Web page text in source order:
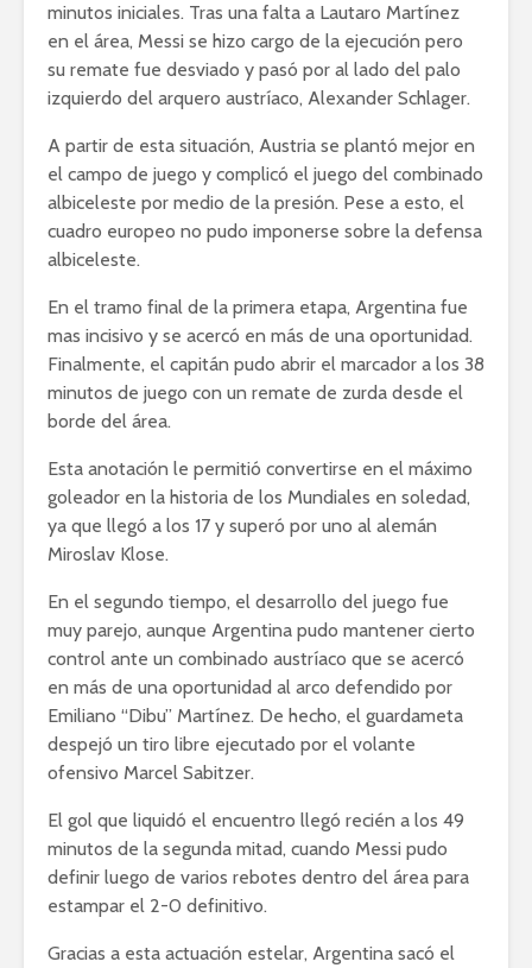
minutos iniciales. Tras una falta a Lautaro Martínez
en el área, Messi se hizo cargo de la ejecución pero
su remate fue desviado y pasó por al lado del palo
izquierdo del arquero austríaco, Alexander Schlager.
A partir de esta situación, Austria se plantó mejor en
el campo de juego y complicó el juego del combinado
albiceleste por medio de la presión. Pese a esto, el
cuadro europeo no pudo imponerse sobre la defensa
albiceleste.
En el tramo final de la primera etapa, Argentina fue
mas incisivo y se acercó en más de una oportunidad.
Finalmente, el capitán pudo abrir el marcador a los 38
minutos de juego con un remate de zurda desde el
borde del área.
Esta anotación le permitió convertirse en el máximo
goleador en la historia de los Mundiales en soledad,
ya que llegó a los 17 y superó por uno al alemán
Miroslav Klose.
En el segundo tiempo, el desarrollo del juego fue
muy parejo, aunque Argentina pudo mantener cierto
control ante un combinado austríaco que se acercó
en más de una oportunidad al arco defendido por
Emiliano “Dibu” Martínez. De hecho, el guardameta
despejó un tiro libre ejecutado por el volante
ofensivo Marcel Sabitzer.
El gol que liquidó el encuentro llegó recién a los 49
minutos de la segunda mitad, cuando Messi pudo
definir luego de varios rebotes dentro del área para
estampar el 2-0 definitivo.
Gracias a esta actuación estelar, Argentina sacó el